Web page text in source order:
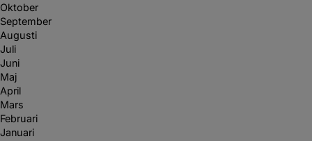
Oktober
September
Augusti
Juli
Juni
Maj
April
Mars
Februari
Januari